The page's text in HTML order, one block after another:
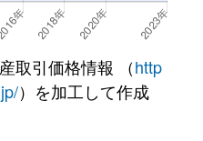
取引価格情報 （http
）を加工して作成